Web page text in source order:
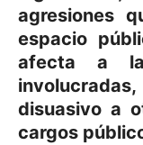
agresiones
espacio
afecta a
disuasivo a
cargos